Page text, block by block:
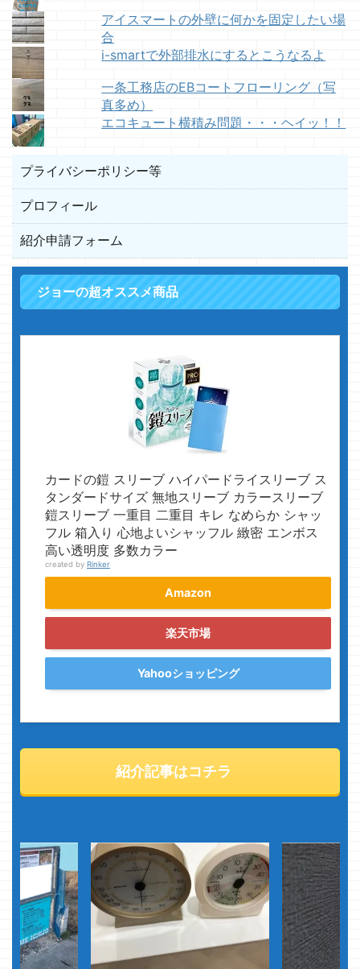
アイスマートの外壁に何かを固定したい場
合
i-smartで外部排水にするとこうなるよ
一条工務店のEBコートフローリング（写
真多め）
エコキュート横積み問題・・・ヘイッ！！
プライバシーポリシー等
プロフィール
紹介申請フォーム
ジョーの超オススメ商品
カードの鎧 スリーブ ハイパードライスリーブ ス
タンダードサイズ 無地スリーブ カラースリーブ
鎧スリーブ 一重目 二重目 キレ なめらか シャッ
フル 箱入り 心地よいシャッフル 緻密 エンボス
高い透明度 多数カラー
created by Rinker
Amazon
楽天市場
Yahooショッピング
紹介記事はコチラ